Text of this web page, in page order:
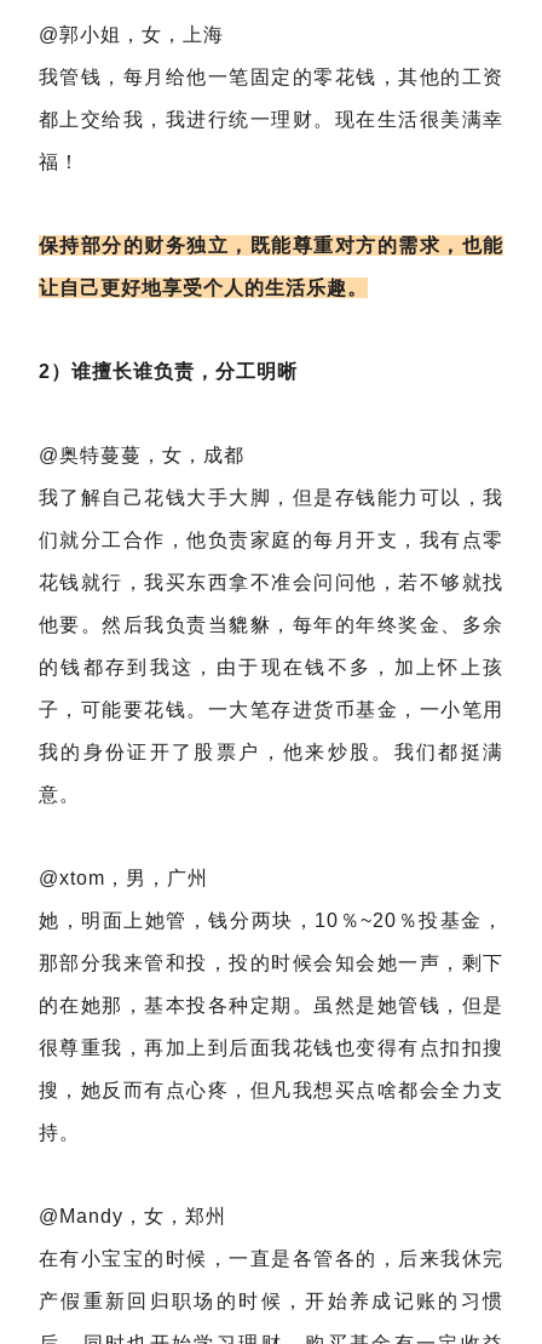
@郭小姐，女，上海
我管钱，每月给他一笔固定的零花钱，其他的工资
都上交给我，我进行统一理财。现在生活很美满幸
福！
保持部分的财务独立，既能尊重对方的需求，也能
让自己更好地享受个人的生活乐趣。
2）谁擅长谁负责，分工明晰
@奥特蔓蔓，女，成都
我了解自己花钱大手大脚，但是存钱能力可以，我
们就分工合作，他负责家庭的每月开支，我有点零
花钱就行，我买东西拿不准会问问他，若不够就找
他要。然后我负责当貔貅，每年的年终奖金、多余
的钱都存到我这，由于现在钱不多，加上怀上孩
子，可能要花钱。一大笔存进货币基金，一小笔用
我的身份证开了股票户，他来炒股。我们都挺满
意。
@xtom，男，广州
她，明面上她管，钱分两块，10％~20％投基金，
那部分我来管和投，投的时候会知会她一声，剩下
的在她那，基本投各种定期。虽然是她管钱，但是
很尊重我，再加上到后面我花钱也变得有点扣扣搜
搜，她反而有点心疼，但凡我想买点啥都会全力支
持。
@Mandy，女，郑州
在有小宝宝的时候，一直是各管各的，后来我休完
产假重新回归职场的时候，开始养成记账的习惯